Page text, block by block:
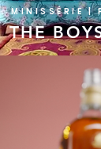
MINISSÉRIE |
THE